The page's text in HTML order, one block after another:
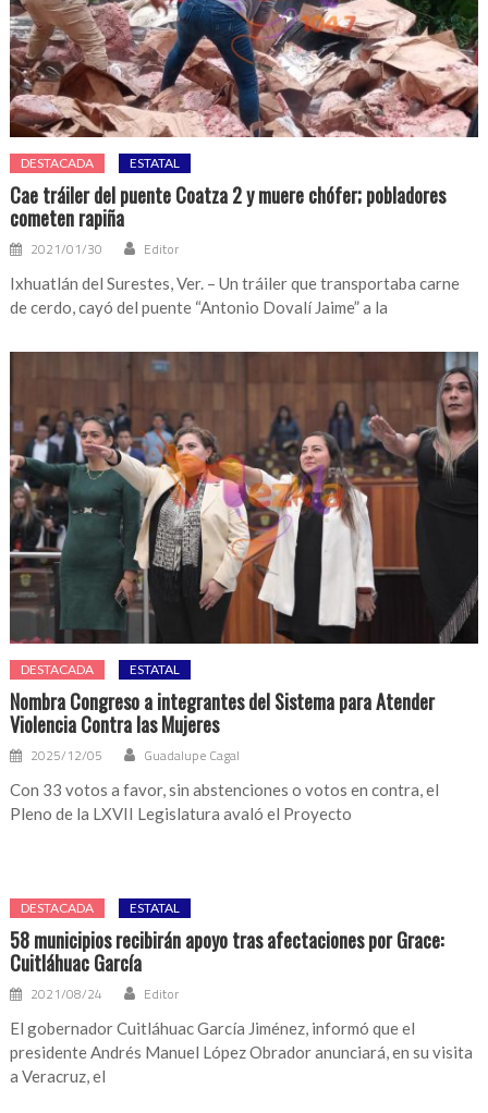
DESTACADA ESTATAL
Cae tráiler del puente Coatza 2 y muere chófer; pobladores
cometen rapiña
2021/01/30 Editor
Ixhuatlán del Surestes, Ver. – Un tráiler que transportaba carne
de cerdo, cayó del puente “Antonio Dovalí Jaime” a la
DESTACADA ESTATAL
Nombra Congreso a integrantes del Sistema para Atender
Violencia Contra las Mujeres
2025/12/05 Guadalupe Cagal
Con 33 votos a favor, sin abstenciones o votos en contra, el
Pleno de la LXVII Legislatura avaló el Proyecto
DESTACADA ESTATAL
58 municipios recibirán apoyo tras afectaciones por Grace:
Cuitláhuac García
2021/08/24 Editor
El gobernador Cuitláhuac García Jiménez, informó que el
presidente Andrés Manuel López Obrador anunciará, en su visita
a Veracruz, el